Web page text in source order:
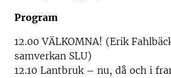
Program
12.00 VÄLKOMNA! (Erik
samverkan SLU)
12.10 Lantbruk – nu, då och i